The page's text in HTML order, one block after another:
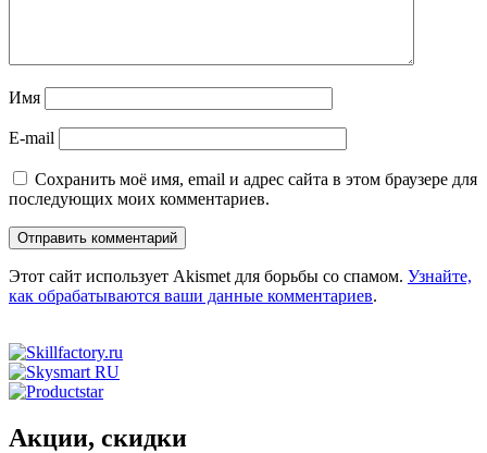
Имя
E-mail
Сохранить моё имя, email и адрес сайта в этом браузере для
последующих моих комментариев.
Этот сайт использует Akismet для борьбы со спамом. Узнайте,
как обрабатываются ваши данные комментариев.
Акции, скидки